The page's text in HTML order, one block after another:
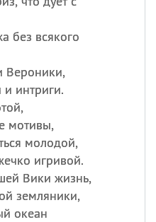
без всякого
Вероники,
интриги.
мотивы,
молодой,
игривой.
Вики жизнь,
земляники,
океан